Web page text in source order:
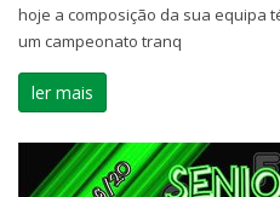
hoje a composição da sua equipa
um campeonato tranq
ler mais